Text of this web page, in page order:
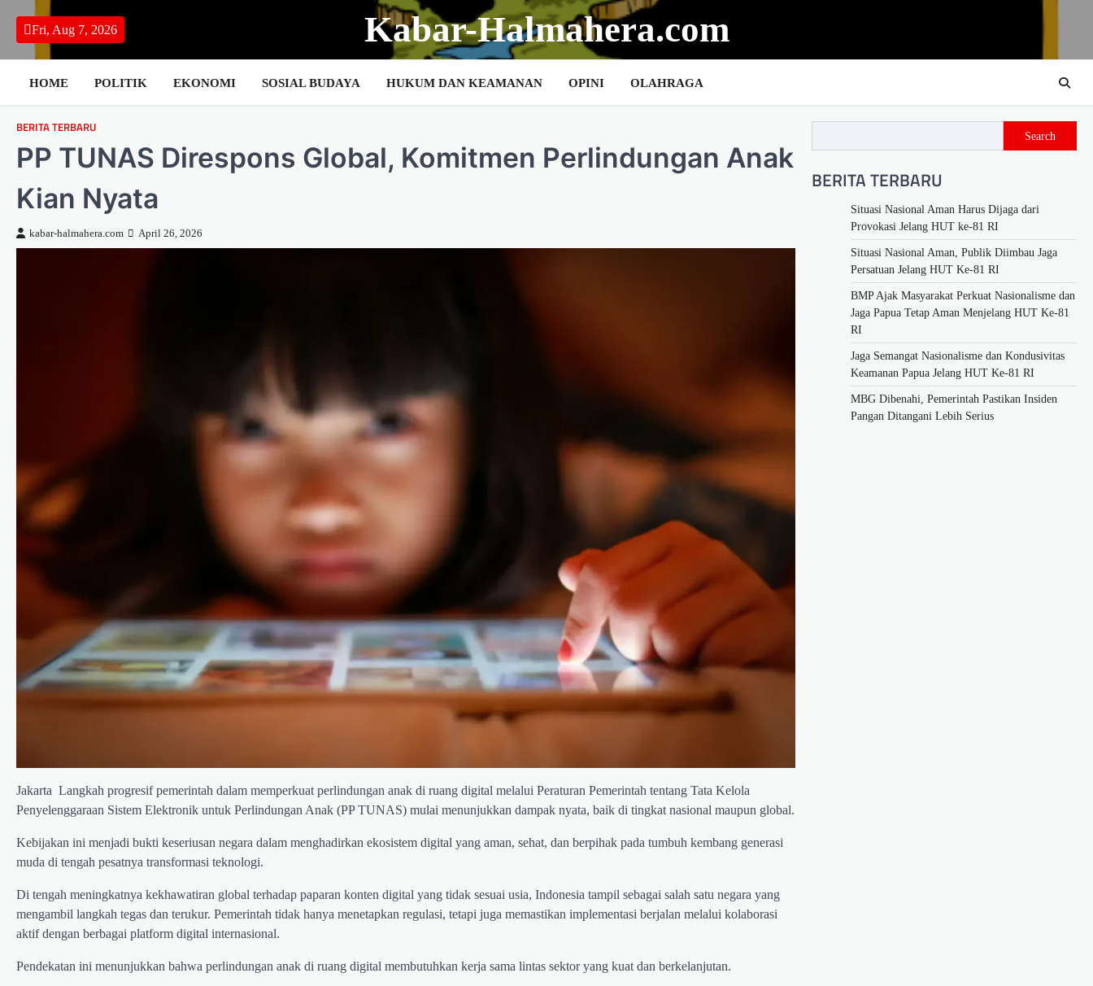
content
Fri, Aug 7, 2026 Kabar-Halmahera.com
HOME POLITIK EKONOMI SOSIAL BUDAYA HUKUM DAN KEAMANAN OPINI OLAHRAGA
BERITA TERBARU
PP TUNAS Direspons Global, Komitmen Perlindungan Anak
Kian Nyata
kabar-halmahera.com April 26, 2026
Jakarta  Langkah progresif pemerintah dalam memperkuat perlindungan anak di ruang digital melalui Peraturan Pemerintah tentang Tata Kelola
Penyelenggaraan Sistem Elektronik untuk Perlindungan Anak (PP TUNAS) mulai menunjukkan dampak nyata, baik di tingkat nasional maupun global.
Kebijakan ini menjadi bukti keseriusan negara dalam menghadirkan ekosistem digital yang aman, sehat, dan berpihak pada tumbuh kembang generasi
muda di tengah pesatnya transformasi teknologi.
Di tengah meningkatnya kekhawatiran global terhadap paparan konten digital yang tidak sesuai usia, Indonesia tampil sebagai salah satu negara yang
mengambil langkah tegas dan terukur. Pemerintah tidak hanya menetapkan regulasi, tetapi juga memastikan implementasi berjalan melalui kolaborasi
aktif dengan berbagai platform digital internasional.
Pendekatan ini menunjukkan bahwa perlindungan anak di ruang digital membutuhkan kerja sama lintas sektor yang kuat dan berkelanjutan.
Search
BERITA TERBARU
Situasi Nasional Aman Harus Dijaga dari
Provokasi Jelang HUT ke-81 RI
Situasi Nasional Aman, Publik Diimbau Jaga
Persatuan Jelang HUT Ke-81 RI
BMP Ajak Masyarakat Perkuat Nasionalisme dan
Jaga Papua Tetap Aman Menjelang HUT Ke-81
RI
Jaga Semangat Nasionalisme dan Kondusivitas
Keamanan Papua Jelang HUT Ke-81 RI
MBG Dibenahi, Pemerintah Pastikan Insiden
Pangan Ditangani Lebih Serius